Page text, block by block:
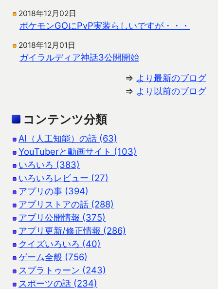
2018年12月02日
ポケモンGOにPvP実装らしいですが・・・
2018年12月01日
ガイラルディア神話3公開開始
⇒ より最新のブログ
⇒ より以前のブログ
コンテンツ分類
AI（人工知能）の話 (63)
YouTuberと動画サイト (103)
いろいろ (383)
いろいろレビュー (27)
アプリの事 (394)
アプリストアの話 (288)
アプリ公開情報 (375)
アプリ更新/修正情報 (286)
クイズいろいろ (40)
ゲーム全般 (756)
スプラトゥーン (243)
スポーツの話 (234)